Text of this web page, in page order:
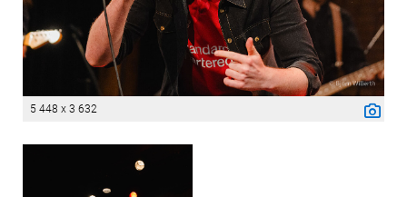
5 448 x 3 632